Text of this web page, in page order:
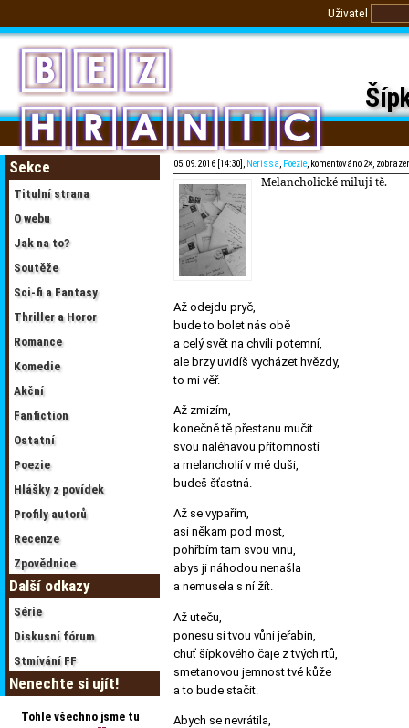
Uživatel
Sekce
Titulní strana
O webu
Jak na to?
Soutěže
Sci-fi a Fantasy
Thriller a Horor
Romance
Komedie
Akční
Fanfiction
Ostatní
Poezie
Hlášky z povídek
Profily autorů
Recenze
Zpovědnice
Další odkazy
Série
Diskusní fórum
Stmívání FF
Nenechte si ujít!
Tohle všechno jsme tu
05.09.2016 [14:30], Nerissa, Poezie, komentováno 2×,
Melancholické miluji tě.
Až odejdu pryč,
bude to bolet nás obě
a celý svět na chvíli potemní,
ale brzy uvidíš vycházet hvězdy,
to mi věř.
Až zmizím,
konečně tě přestanu mučit
svou naléhavou přítomností
a melancholií v mé duši,
budeš šťastná.
Až se vypařím,
asi někam pod most,
pohřbím tam svou vinu,
abys ji náhodou nenašla
a nemusela s ní žít.
Až uteču,
ponesu si tvou vůni jeřabin,
chuť šípkového čaje z tvých rtů,
smetanovou jemnost tvé kůže
a to bude stačit.
Abych se nevrátila,